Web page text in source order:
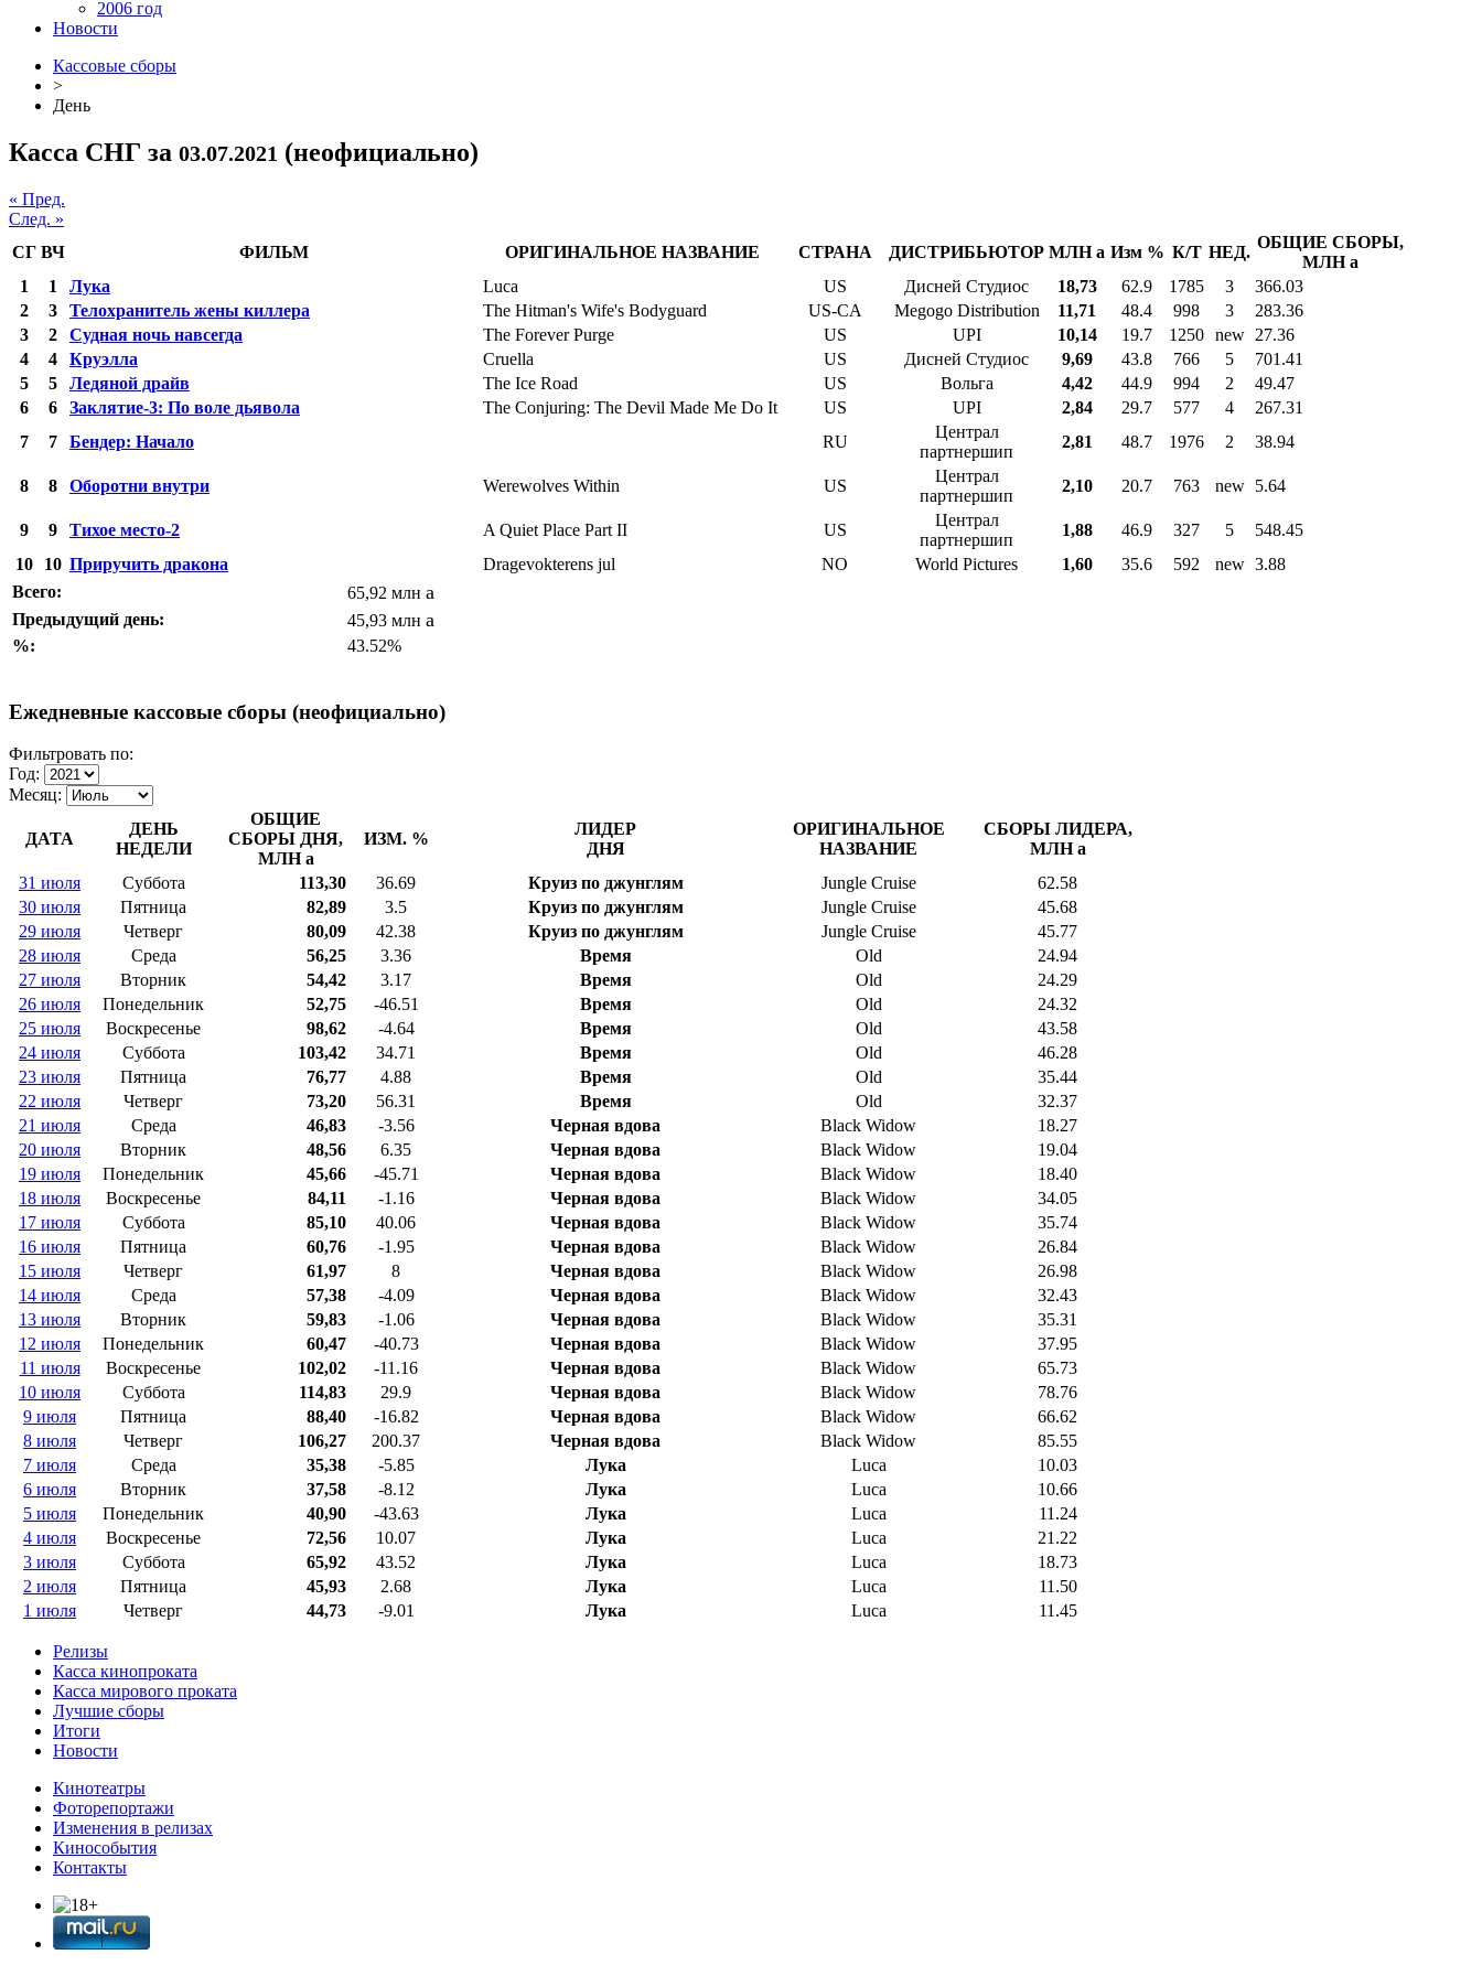
2006 год
Новости
Кассовые сборы
>
День
Касса СНГ за 03.07.2021 (неофициально)
« Пред.
След. »
СГ ВЧ ФИЛЬМ ОРИГИНАЛЬНОЕ НАЗВАНИЕ СТРАНА ДИСТРИБЬЮТОР МЛНa Изм % К/Т НЕД.
ОБЩИЕ СБОРЫ,
МЛНa
1
1 Лука Luca US Дисней Студиос 18,73 62.9 1785 3
366.03
2
3 Телохранитель жены киллера The Hitman's Wife's Bodyguard US-CA Megogo Distribution 11,71 48.4 998 3
283.36
3
2 Судная ночь навсегда The Forever Purge US UPI 10,14 19.7 1250 new
27.36
4
4 Круэлла Cruella US Дисней Студиос 9,69 43.8 766 5
701.41
5
5 Ледяной драйв The Ice Road US Вольга 4,42 44.9 994 2
49.47
6
6 Заклятие-3: По воле дьявола The Conjuring: The Devil Made Me Do It US UPI 2,84 29.7 577 4
267.31
7
7 Бендер: Начало RU
Централ
партнершип
2,81 48.7 1976 2 38.94
8 8 Оборотни внутри Werewolves Within US
Централ
партнершип
2,10 20.7 763 new 5.64
9 9 Тихое место-2 A Quiet Place Part II US
Централ
партнершип
1,88 46.9 327 5
548.45
10
10 Приручить дракона Dragevokterens jul NO World Pictures 1,60 35.6 592 new 3.88
Всего:
65,92 млн a
Предыдущий день: 45,93 млн a
%: 43.52%
Ежедневные кассовые сборы (неофициально)
Фильтровать по:
Год:
Месяц:
ДАТА
ДЕНЬ
НЕДЕЛИ
ОБЩИЕ
СБОРЫ ДНЯ,
МЛНa
ИЗМ. %
ЛИДЕР
ДНЯ
ОРИГИНАЛЬНОЕ
НАЗВАНИЕ
СБОРЫ ЛИДЕРА,
МЛНa
31 июля
Суббота 113,30 36.69 Круиз по джунглям Jungle Cruise
62.58
30 июля
Пятница 82,89 3.5 Круиз по джунглям Jungle Cruise
45.68
29 июля
Четверг 80,09 42.38 Круиз по джунглям Jungle Cruise
45.77
28 июля
Среда 56,25 3.36 Время Old
24.94
27 июля
Вторник 54,42 3.17 Время Old
24.29
26 июля
Понедельник 52,75 -46.51 Время Old
24.32
25 июля
Воскресенье 98,62 -4.64 Время Old
43.58
24 июля
Суббота 103,42 34.71 Время Old
46.28
23 июля
Пятница 76,77 4.88 Время Old
35.44
22 июля
Четверг 73,20 56.31 Время Old
32.37
21 июля
Среда 46,83 -3.56 Черная вдова Black Widow
18.27
20 июля
Вторник 48,56 6.35 Черная вдова Black Widow
19.04
19 июля
Понедельник 45,66 -45.71 Черная вдова Black Widow
18.40
18 июля
Воскресенье 84,11 -1.16 Черная вдова Black Widow
34.05
17 июля
Суббота 85,10 40.06 Черная вдова Black Widow
35.74
16 июля
Пятница 60,76 -1.95 Черная вдова Black Widow
26.84
15 июля
Четверг 61,97 8 Черная вдова Black Widow
26.98
14 июля
Среда 57,38 -4.09 Черная вдова Black Widow
32.43
13 июля
Вторник 59,83 -1.06 Черная вдова Black Widow
35.31
12 июля
Понедельник 60,47 -40.73 Черная вдова Black Widow
37.95
11 июля
Воскресенье 102,02 -11.16 Черная вдова Black Widow
65.73
10 июля
Суббота 114,83 29.9 Черная вдова Black Widow
78.76
9 июля
Пятница 88,40 -16.82 Черная вдова Black Widow
66.62
8 июля
Четверг 106,27 200.37 Черная вдова Black Widow
85.55
7 июля
Среда 35,38 -5.85 Лука Luca
10.03
6 июля
Вторник 37,58 -8.12 Лука Luca
10.66
5 июля
Понедельник 40,90 -43.63 Лука Luca
11.24
4 июля
Воскресенье 72,56 10.07 Лука Luca
21.22
3 июля
Суббота 65,92 43.52 Лука Luca
18.73
2 июля
Пятница 45,93 2.68 Лука Luca
11.50
1 июля
Четверг 44,73 -9.01 Лука Luca 11.45
Релизы
Касса кинопроката
Касса мирового проката
Лучшие сборы
Итоги
Новости
Кинотеатры
Фоторепортажи
Изменения в релизах
Кинособытия
Контакты